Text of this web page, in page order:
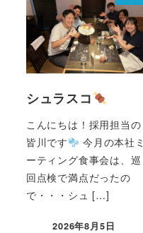
シュラスコ
こんにちは！採用担当の
皆川です
今月の本社ミ
ーティング食事会は、巡
回点検で満点だったの
で・・・シュ […]
2026年8月5日